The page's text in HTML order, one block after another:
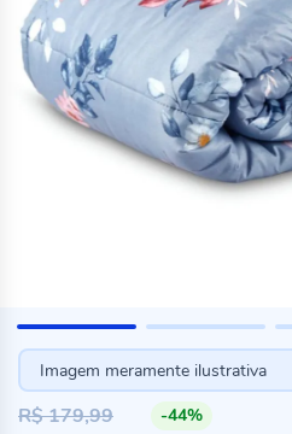
Imagem meramente ilustrativa
-44%
R$ 179,99